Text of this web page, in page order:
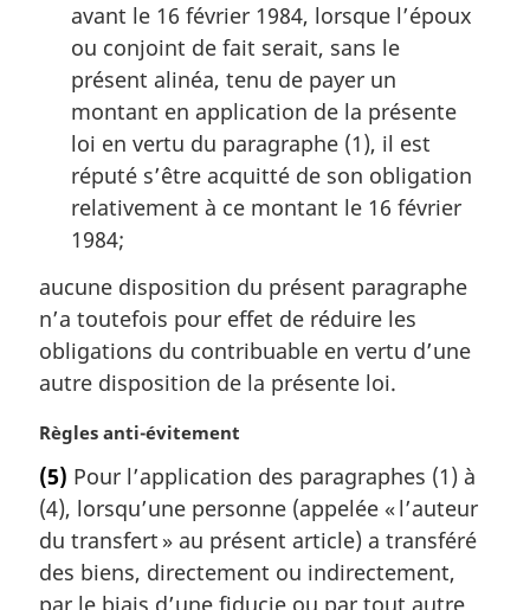
avant le 16 février 1984, lorsque l’époux
ou conjoint de fait serait, sans le
présent alinéa, tenu de payer un
montant en application de la présente
loi en vertu du paragraphe (1), il est
réputé s’être acquitté de son obligation
relativement à ce montant le 16 février
1984;
aucune disposition du présent paragraphe
n’a toutefois pour effet de réduire les
obligations du contribuable en vertu d’une
autre disposition de la présente loi.
N
t
e
m
a
Règles anti-évitement
(5) Pour l’application des paragraphes (1) à
(4), lorsqu’une personne (appelée « l’auteur
du transfert » au présent article) a transféré
des biens, directement ou indirectement,
par le biais d’une fiducie ou par tout autre